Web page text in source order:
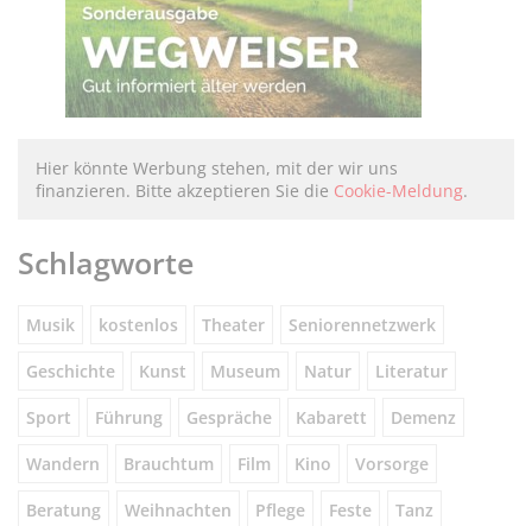
Hier könnte Werbung stehen, mit der wir uns
finanzieren. Bitte akzeptieren Sie die Cookie-Meldung.
Schlagworte
Musik kostenlos Theater Seniorennetzwerk
Geschichte Kunst Museum Natur Literatur
Sport Führung Gespräche Kabarett Demenz
Wandern Brauchtum Film Kino Vorsorge
Beratung Weihnachten Pflege Feste Tanz